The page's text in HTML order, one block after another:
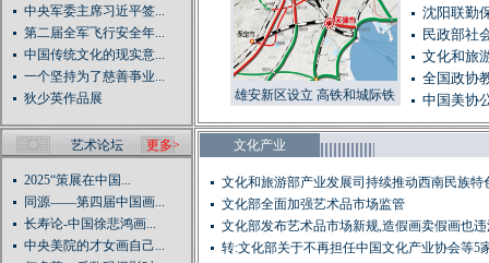
中央军委主席习近平签...
第二届全军飞行安全年...
中国传统文化的现实意...
一个坚持为了慈善亊业...
狄少英作品展
雄安新区设立 高铁和城际铁
沈阳联勤
民政部社
文化和旅
全国政协
中国美协
艺术论坛 更多>
2025“策展在中国...
同源——第四届中国画...
长寿论-中国徐悲鸿画...
中央美院的才女画自己...
文化产业
文化和旅游部产业发展司持续推动西南民族特
业...文化部全面加强艺术品市场监管
文化部发布艺术品市场新规,造假画卖假画也
转:文化部关于不再担任中国文化产业协会等5